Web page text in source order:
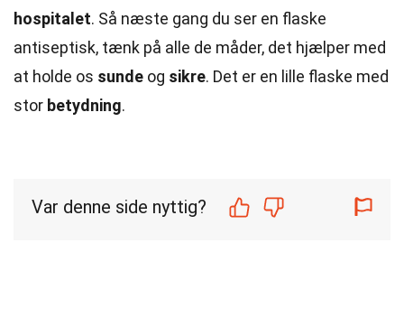
hospitalet. Så næste gang du ser en flaske
antiseptisk, tænk på alle de måder, det hjælper med
at holde os sunde og sikre. Det er en lille flaske med
stor betydning.
Var denne side nyttig?